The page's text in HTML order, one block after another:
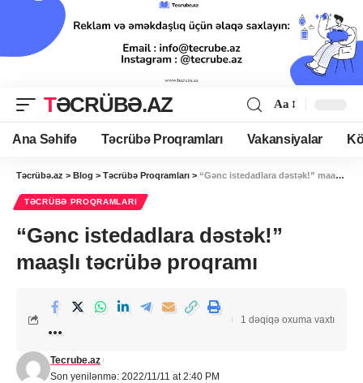
TƏCRÜBƏ.AZ Aa
Ana Səhifə Təcrübə Proqramları Vakansiyalar
Təcrübə.az > Blog > Təcrübə Proqramları > “Gənc istedadlara dəstək!” maaşlı təcrübə proqramı
TƏCRÜBƏ PROQRAMLARI
“Gənc istedadlara dəstək!”
maaşlı təcrübə proqramı
Son yenilənmə: 2022/11/11 at 2:40 PM
Tecrube.az
1 dəqiqə oxuma vaxtı